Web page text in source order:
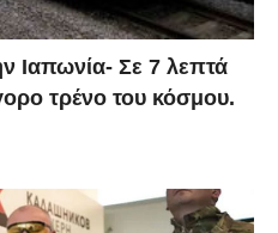
Ιαπωνία- Σε 7 λεπτά
τρένο του κόσμου.